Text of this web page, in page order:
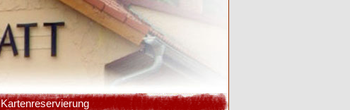
Kartenreservierung